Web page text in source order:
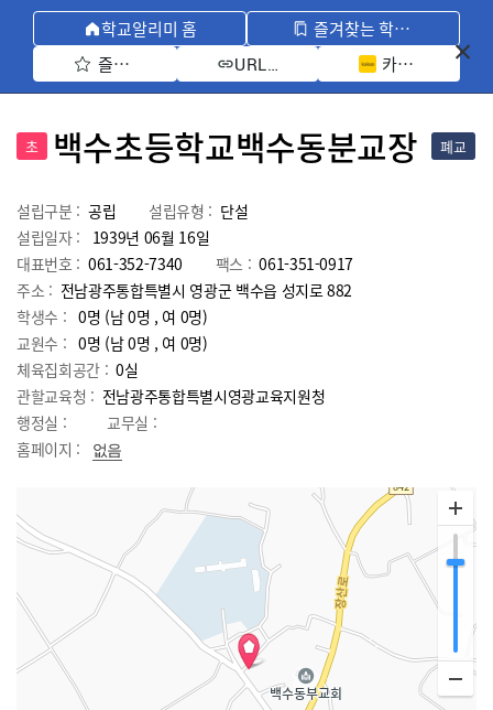
학교알리미 홈
즐겨찾는 학교 모아보기
즐겨찾기 선택
URL 복사 카카오톡 공유
초 백수초등학교백수동분교장 폐교
설립구분 : 공립 설립유형 : 단설
설립일자 :
1939년 06월 16일
대표번호 : 061-352-7340 팩스 : 061-351-0917
주소 : 전남광주통합특별시 영광군 백수읍 성지로 882
학생수 : 0명 (남 0명 , 여 0명)
교원수 : 0명 (남0명 , 여 0명)
체육집회공간 : 0실
관할교육청 : 전남광주통합특별시영광교육지원청
행정실 :
교무실 :
홈페이지 :
없음